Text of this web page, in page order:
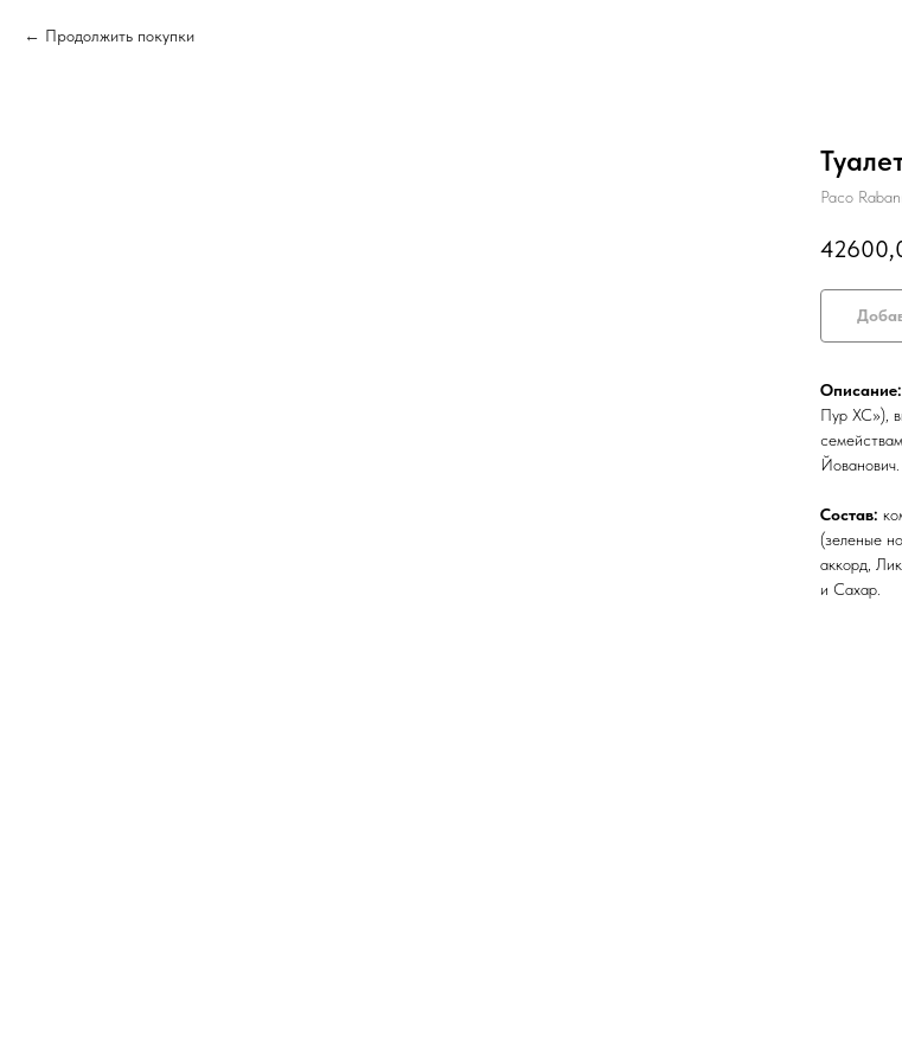
Продолжить покупки
Paco
Описание:
Пур ХС»),
Состав:
(зеленые
аккорд,
и Сахар.